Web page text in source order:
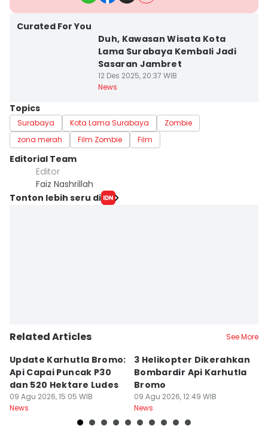
Curated For You
Duh, Kawasan Wisata Kota
Lama Surabaya Kembali Jadi
Sasaran Jambret
12 Des 2025, 20:37 WIB
News
Topics
Surabaya Kota Lama Surabaya
Zombie
zona merah
Film Zombie Film
Editorial Team
Editor
Faiz Nashrillah
Tonton lebih seru di
Related Articles See More
Update Karhutla Bromo:
Api Capai Puncak P30
dan 520 Hektare Ludes
09 Agu 2026, 15:05 WIB
News
3 Helikopter Dikerahkan
Bombardir Api Karhutla
Bromo
09 Agu 2026, 12:49 WIB
News